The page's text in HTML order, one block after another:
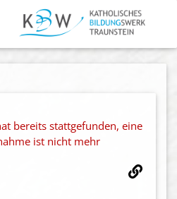
bereits stattgefunden, eine
ist nicht mehr